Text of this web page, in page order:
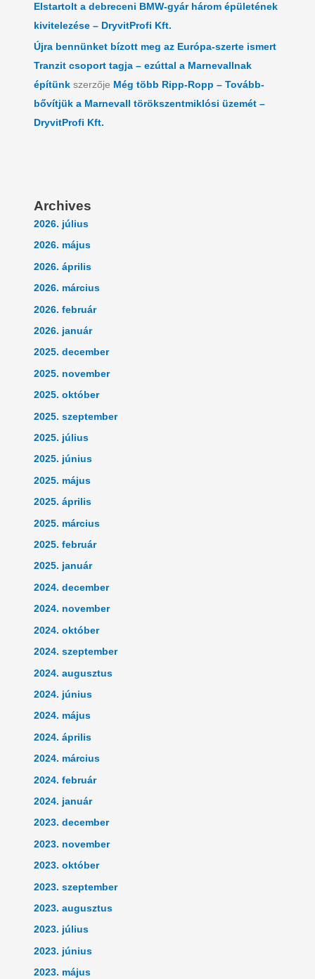
Elstartolt a debreceni BMW-gyár három épületének
kivitelezése – DryvitProfi Kft.
Újra bennünket bízott meg az Európa-szerte ismert
Tranzit csoport tagja – ezúttal a Marnevallnak
építünk szerzője Még több Ripp-Ropp – Tovább-
bővítjük a Marnevall törökszentmiklósi üzemét –
DryvitProfi Kft.
Archives
2026. július
2026. május
2026. április
2026. március
2026. február
2026. január
2025. december
2025. november
2025. október
2025. szeptember
2025. július
2025. június
2025. május
2025. április
2025. március
2025. február
2025. január
2024. december
2024. november
2024. október
2024. szeptember
2024. augusztus
2024. június
2024. május
2024. április
2024. március
2024. február
2024. január
2023. december
2023. november
2023. október
2023. szeptember
2023. augusztus
2023. július
2023. június
2023. május